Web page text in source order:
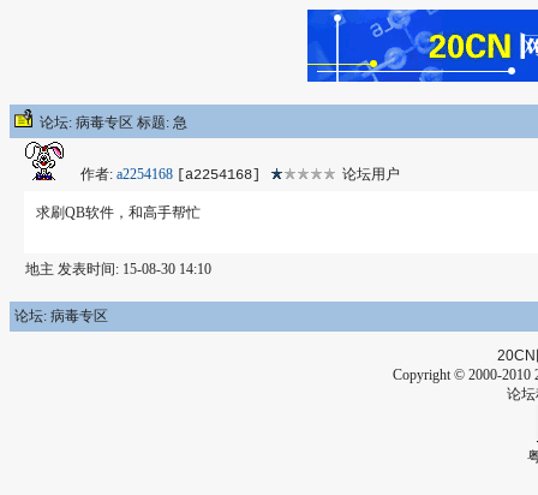
论坛: 病毒专区 标题: 急
作者: a2254168 [a2254168] 论坛用户
求刷QB软件，和高手帮忙
地主 发表时间: 15-08-30 14:10
论坛: 病毒专区
20CN
Copyright © 2000-2010
论